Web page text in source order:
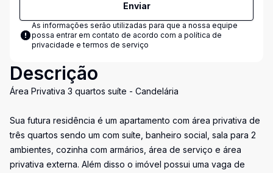
Enviar
As informações serão utilizadas para que a nossa equipe
possa entrar em contato de acordo com a política de
privacidade e termos de serviço
Descrição
Área Privativa 3 quartos suíte - Candelária
Sua futura residência é um apartamento com área privativa de
três quartos sendo um com suíte, banheiro social, sala para 2
ambientes, cozinha com armários, área de serviço e área
privativa externa. Além disso o imóvel possui uma vaga de